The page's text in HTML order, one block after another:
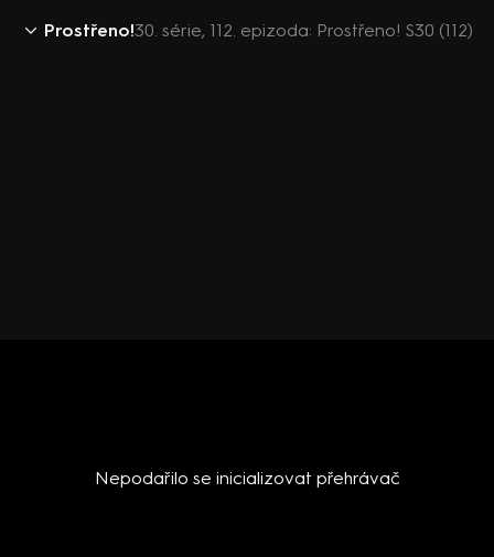
Prostřeno!30. série, 112. epizoda: Prostřeno! S30 (112)
Nepodařilo se inicializovat přehrávač